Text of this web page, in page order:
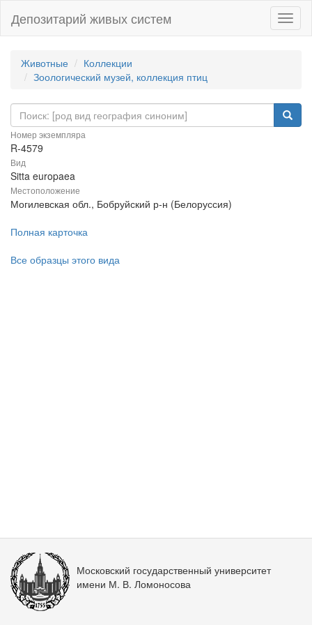
Депозитарий живых систем
Животные
Коллекции
Зоологический музей, коллекция птиц
Номер экземпляра
R-4579
Вид
Sitta europaea
Местоположение
Могилевская обл., Бобруйский р-н (Белоруссия)
Полная карточка
Все образцы этого вида
Московский государственный университет
имени М. В. Ломоносова